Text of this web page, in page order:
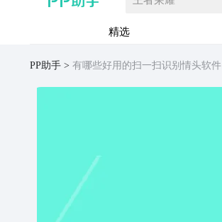
精选
PP助手 有哪些好用的扫一扫识别情头软件